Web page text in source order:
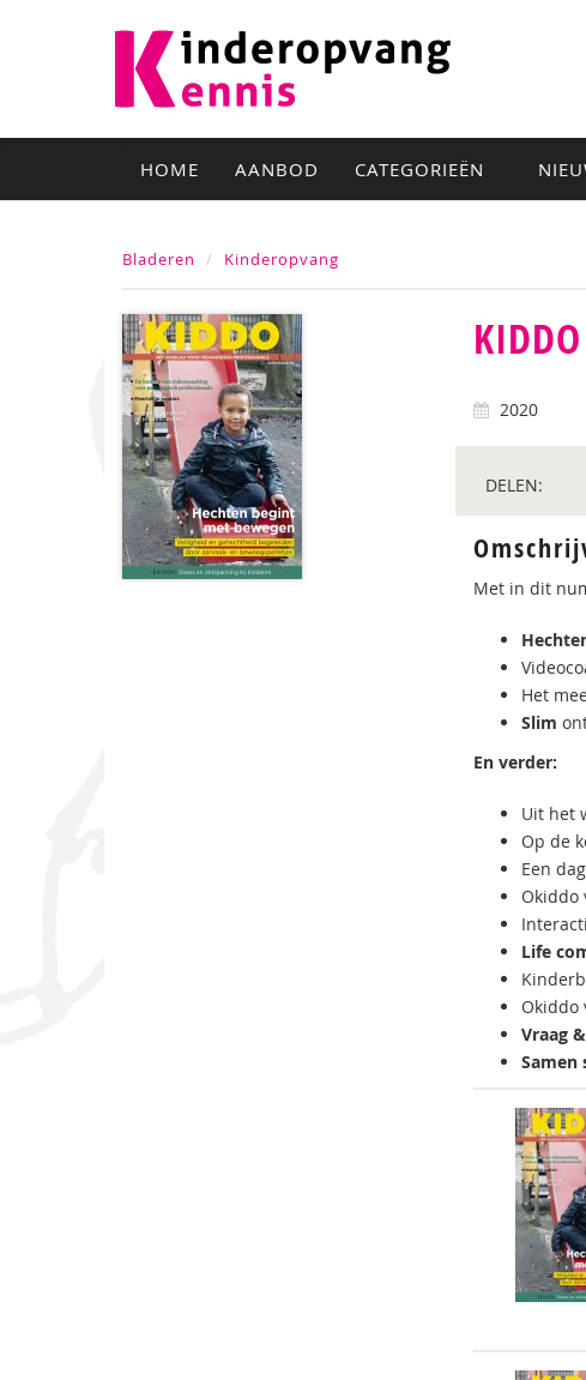
HOME AANBOD CATEGORIEËN
Bladeren Kinderopvang
2020
DELEN:
Met in dit
Het
Slim
En verder:
Uit het
Op de
Een
Okiddo
Life
Okiddo
Vraag
Samen